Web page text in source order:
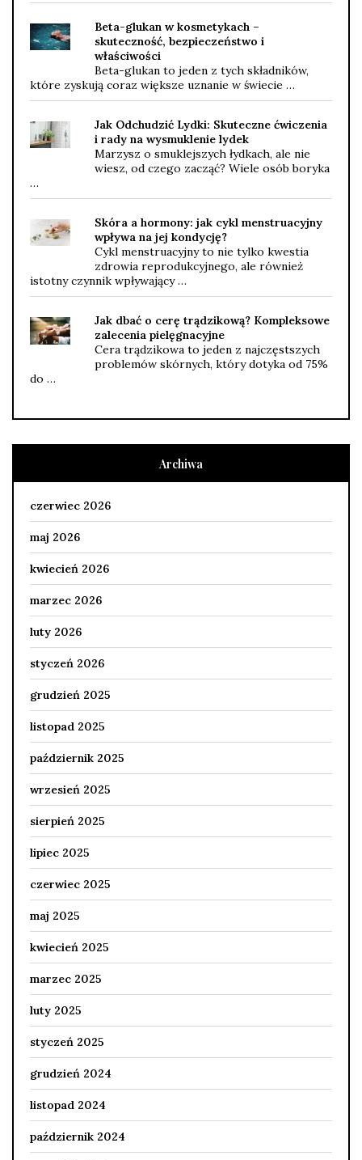
Beta-glukan w kosmetykach –
skuteczność, bezpieczeństwo i
właściwości
Beta-glukan to jeden z tych składników,
które zyskują coraz większe uznanie w świecie …
Jak Odchudzić Lydki: Skuteczne ćwiczenia
i rady na wysmuklenie lydek
Marzysz o smuklejszych łydkach, ale nie
wiesz, od czego zacząć? Wiele osób boryka
…
Skóra a hormony: jak cykl menstruacyjny
wpływa na jej kondycję?
Cykl menstruacyjny to nie tylko kwestia
zdrowia reprodukcyjnego, ale również
istotny czynnik wpływający …
Jak dbać o cerę trądzikową? Kompleksowe
zalecenia pielęgnacyjne
Cera trądzikowa to jeden z najczęstszych
problemów skórnych, który dotyka od 75%
do …
Archiwa
czerwiec 2026
maj 2026
kwiecień 2026
marzec 2026
luty 2026
styczeń 2026
grudzień 2025
listopad 2025
październik 2025
wrzesień 2025
sierpień 2025
lipiec 2025
czerwiec 2025
maj 2025
kwiecień 2025
marzec 2025
luty 2025
styczeń 2025
grudzień 2024
listopad 2024
październik 2024